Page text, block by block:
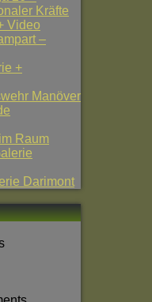
Kräfte
Video
–
+
Manöver
Raum
Darimont